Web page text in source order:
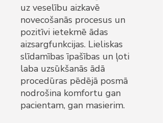
uz veselību aizkavē
novecošanās procesus un
pozitīvi ietekmē ādas
aizsargfunkcijas. Lieliskas
slīdamības īpašības un ļoti
laba uzsūkšanās ādā
procedūras pēdējā posmā
nodrošina komfortu gan
pacientam, gan masierim.